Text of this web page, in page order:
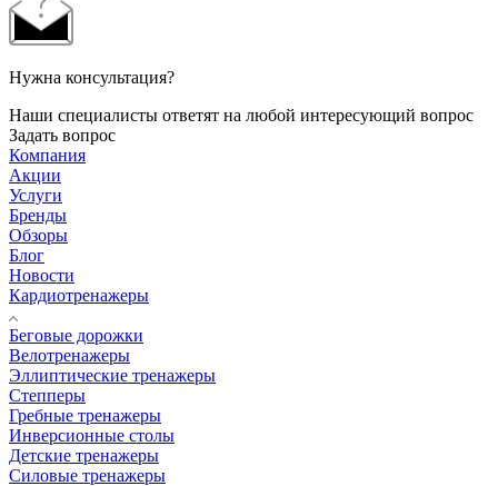
Нужна консультация?
Наши специалисты ответят на любой интересующий вопрос
Задать вопрос
Компания
Акции
Услуги
Бренды
Обзоры
Блог
Новости
Кардиотренажеры
Беговые дорожки
Велотренажеры
Эллиптические тренажеры
Степперы
Гребные тренажеры
Инверсионные столы
Детские тренажеры
Силовые тренажеры